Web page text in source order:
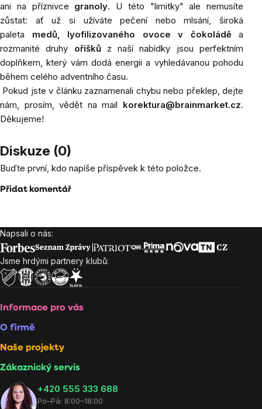
ani na příznivce granoly. U této "limitky" ale nemusíte
zůstat: ať už si užíváte pečení nebo mlsání, široká
paleta medů, lyofilizovaného ovoce v čokoláděa
rozmanité druhy oříškůz naší nabídky jsou perfektním
doplňkem, který vám dodá energii a vyhledávanou pohodu
během celého adventního času.
Pokud jste v článku zaznamenali chybu nebo překlep, dejte
nám, prosím, vědět na mail korektura@brainmarket.cz.
Děkujeme!
Diskuze (0)
Buďte první, kdo napíše příspěvek k této položce.
Přidat komentář
Zápatí
Napsali o nás:
Jsme hrdými partnery klubů:
Informace pro vás
O firmě
Naše projekty
Zákaznický servis
‭+420 555 333 688
Po–Pá: 8:00–18:00